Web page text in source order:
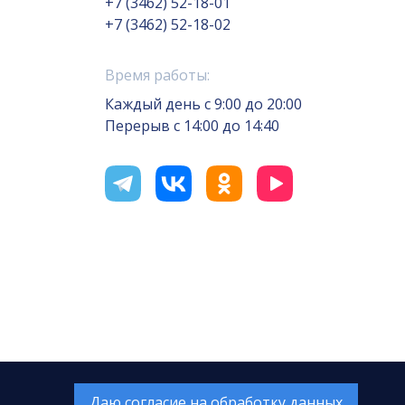
+7 (3462) 52-18-02
Время работы:
Каждый день с 9:00 до 20:00
Перерыв с 14:00 до 14:40
Обслуживание сайта —А1 Интернет-Эксперт